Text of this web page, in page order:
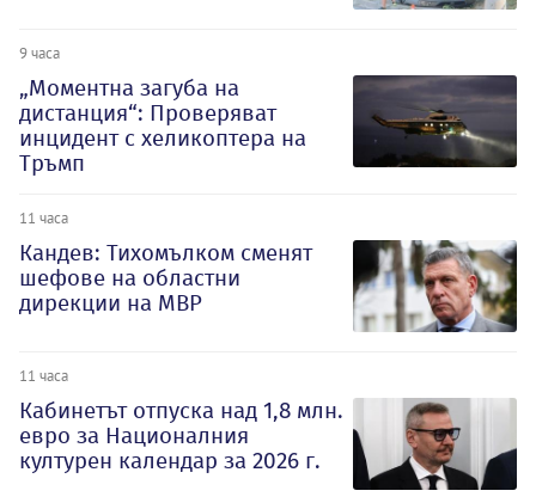
9 часа
„Моментна загуба на
дистанция“: Проверяват
инцидент с хеликоптера на
Тръмп
11 часа
Кандев: Тихомълком сменят
шефове на областни
дирекции на МВР
11 часа
Кабинетът отпуска над 1,8 млн.
евро за Националния
културен календар за 2026 г.